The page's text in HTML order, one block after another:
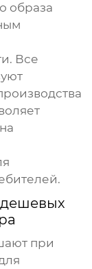
образа
Все
дешевых
при